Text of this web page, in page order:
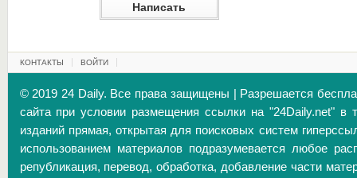
КОНТАКТЫ ВОЙТИ
© 2019 24 Daily. Все права защищены | Разрешается
сайта при условии размещения ссылки на "24Daily.net" в
изданий прямая, открытая для поисковых систем
использованием материалов подразумевается любое
републикация, перевод, обработка, добавление части